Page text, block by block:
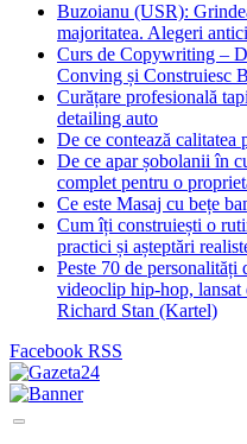
Buzoianu (USR):
majoritatea. Alegeri
Curs de Copywriting –
Conving și Construiesc
Curățare profesională
detailing auto
De ce contează
De ce apar șobolanii în
complet pentru o
Ce este Masaj cu bețe
Cum îți construiești o
practici și așteptări
Peste 70 de
videoclip hip-hop,
Richard Stan (Kartel)
Facebook RSS